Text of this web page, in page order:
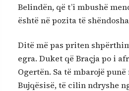
Belindën, që t’i mbushë
është në pozita të
Ditë më pas priten
egra. Duket që Braçja po i
Ogertën. Sa të mbarojë
Bujqësisë, të cilin ndryshe